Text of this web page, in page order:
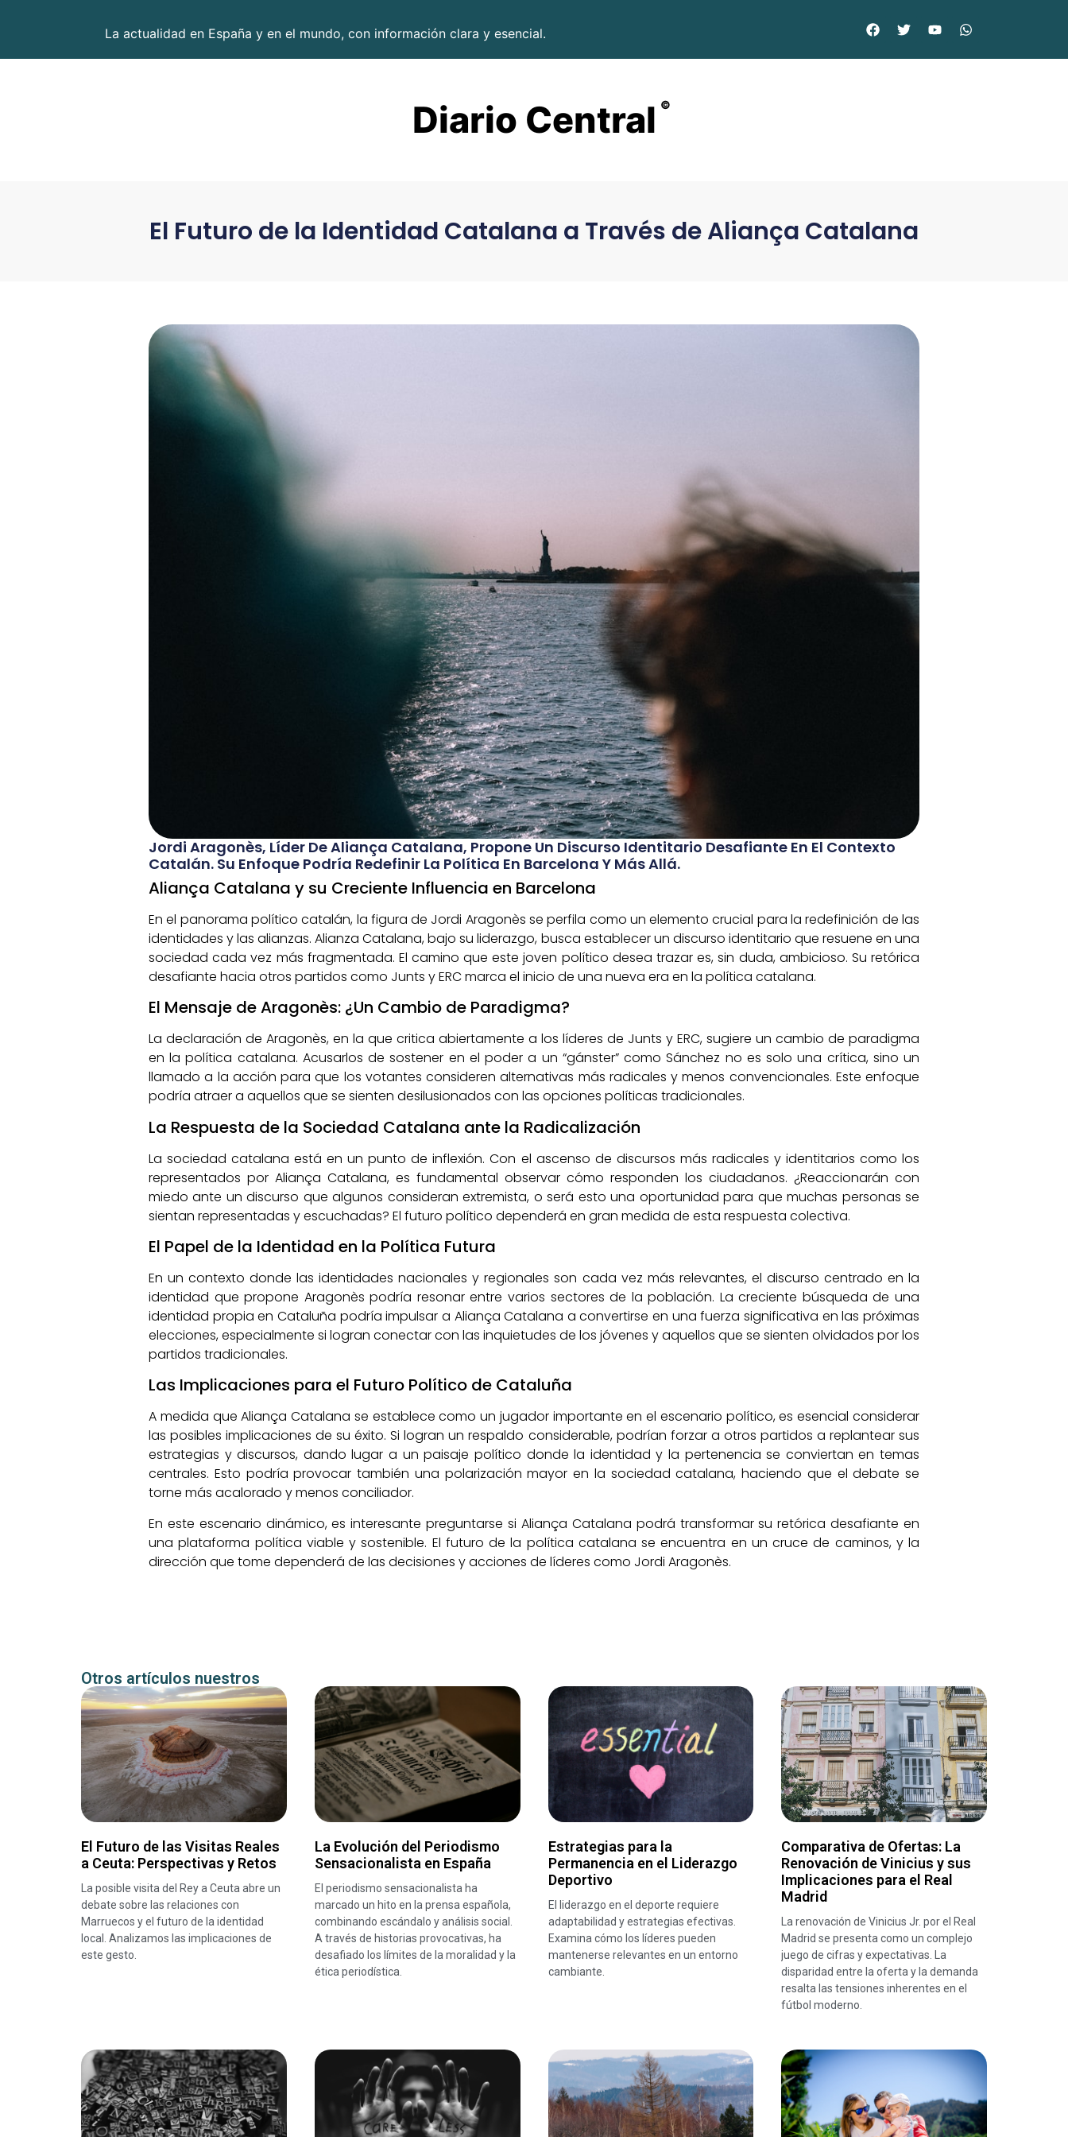
La actualidad en España y en el mundo, con información clara y esencial.
Diario Central ©
El Futuro de la Identidad Catalana a Través de Aliança Catalana
Jordi Aragonès, Líder De Aliança Catalana, Propone Un Discurso Identitario Desafiante En El Contexto
Catalán. Su Enfoque Podría Redefinir La Política En Barcelona Y Más Allá.
Aliança Catalana y su Creciente Influencia en Barcelona
En el panorama político catalán, la figura de Jordi Aragonès se perfila como un elemento crucial para la redefinición de las
identidades y las alianzas. Alianza Catalana, bajo su liderazgo, busca establecer un discurso identitario que resuene en una
sociedad cada vez más fragmentada. El camino que este joven político desea trazar es, sin duda, ambicioso. Su retórica
desafiante hacia otros partidos como Junts y ERC marca el inicio de una nueva era en la política catalana.
El Mensaje de Aragonès: ¿Un Cambio de Paradigma?
La declaración de Aragonès, en la que critica abiertamente a los líderes de Junts y ERC, sugiere un cambio de paradigma
en la política catalana. Acusarlos de sostener en el poder a un “gánster” como Sánchez no es solo una crítica, sino un
llamado a la acción para que los votantes consideren alternativas más radicales y menos convencionales. Este enfoque
podría atraer a aquellos que se sienten desilusionados con las opciones políticas tradicionales.
La Respuesta de la Sociedad Catalana ante la Radicalización
La sociedad catalana está en un punto de inflexión. Con el ascenso de discursos más radicales y identitarios como los
representados por Aliança Catalana, es fundamental observar cómo responden los ciudadanos. ¿Reaccionarán con
miedo ante un discurso que algunos consideran extremista, o será esto una oportunidad para que muchas personas se
sientan representadas y escuchadas? El futuro político dependerá en gran medida de esta respuesta colectiva.
El Papel de la Identidad en la Política Futura
En un contexto donde las identidades nacionales y regionales son cada vez más relevantes, el discurso centrado en la
identidad que propone Aragonès podría resonar entre varios sectores de la población. La creciente búsqueda de una
identidad propia en Cataluña podría impulsar a Aliança Catalana a convertirse en una fuerza significativa en las próximas
elecciones, especialmente si logran conectar con las inquietudes de los jóvenes y aquellos que se sienten olvidados por los
partidos tradicionales.
Las Implicaciones para el Futuro Político de Cataluña
A medida que Aliança Catalana se establece como un jugador importante en el escenario político, es esencial considerar
las posibles implicaciones de su éxito. Si logran un respaldo considerable, podrían forzar a otros partidos a replantear sus
estrategias y discursos, dando lugar a un paisaje político donde la identidad y la pertenencia se conviertan en temas
centrales. Esto podría provocar también una polarización mayor en la sociedad catalana, haciendo que el debate se
torne más acalorado y menos conciliador.
En este escenario dinámico, es interesante preguntarse si Aliança Catalana podrá transformar su retórica desafiante en
una plataforma política viable y sostenible. El futuro de la política catalana se encuentra en un cruce de caminos, y la
dirección que tome dependerá de las decisiones y acciones de líderes como Jordi Aragonès.
Otros artículos nuestros
El Futuro de las Visitas Reales
a Ceuta: Perspectivas y Retos
La posible visita del Rey a Ceuta abre un
debate sobre las relaciones con
Marruecos y el futuro de la identidad
local. Analizamos las implicaciones de
este gesto.
La Evolución del Periodismo
Sensacionalista en España
El periodismo sensacionalista ha
marcado un hito en la prensa española,
combinando escándalo y análisis social.
A través de historias provocativas, ha
desafiado los límites de la moralidad y la
ética periodística.
Estrategias para la
Permanencia en el Liderazgo
Deportivo
El liderazgo en el deporte requiere
adaptabilidad y estrategias efectivas.
Examina cómo los líderes pueden
mantenerse relevantes en un entorno
cambiante.
Comparativa de Ofertas: La
Renovación de Vinicius y sus
Implicaciones para el Real
Madrid
La renovación de Vinicius Jr. por el Real
Madrid se presenta como un complejo
juego de cifras y expectativas. La
disparidad entre la oferta y la demanda
resalta las tensiones inherentes en el
fútbol moderno.